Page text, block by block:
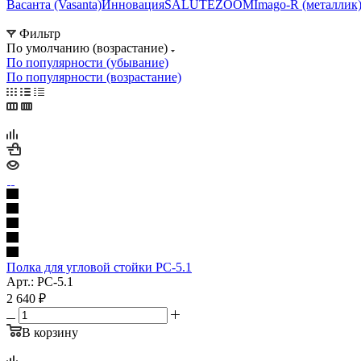
Васанта (Vasanta)ИнновацияSALUTEZOOMImago-R (металлик)
Фильтр
По умолчанию (возрастание)
По популярности (убывание)
По популярности (возрастание)
Полка для угловой стойки РС-5.1
Арт.: РС-5.1
2 640 ₽
В корзину